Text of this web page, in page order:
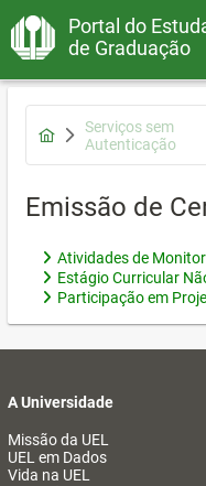
Portal do
de Graduação
Serviços sem
Autenticação
Emissão de
Atividades de
Estágio Curricular
Participação em
A Universidade
Missão da UEL
UEL em Dados
Vida na UEL